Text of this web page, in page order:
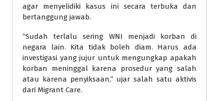
agar menyelidiki kasus ini secara terbuka dan
bertanggung jawab.
“Sudah terlalu sering WNI menjadi korban di
negara lain. Kita tidak boleh diam. Harus ada
investigasi yang jujur untuk mengungkap apakah
korban meninggal karena prosedur yang salah
atau karena penyiksaan,” ujar salah satu aktivis
dari Migrant Care.